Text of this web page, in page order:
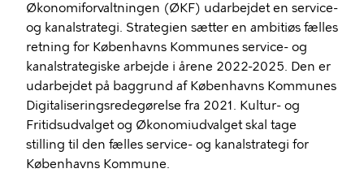
Økonomiforvaltningen (ØKF) udarbejdet en service-
og kanalstrategi. Strategien sætter en ambitiøs fælles
retning for Københavns Kommunes service- og
kanalstrategiske arbejde i årene 2022-2025. Den er
udarbejdet på baggrund af Københavns Kommunes
Digitaliseringsredegørelse fra 2021. Kultur- og
Fritidsudvalget og Økonomiudvalget skal tage
stilling til den fælles service- og kanalstrategi for
Københavns Kommune.